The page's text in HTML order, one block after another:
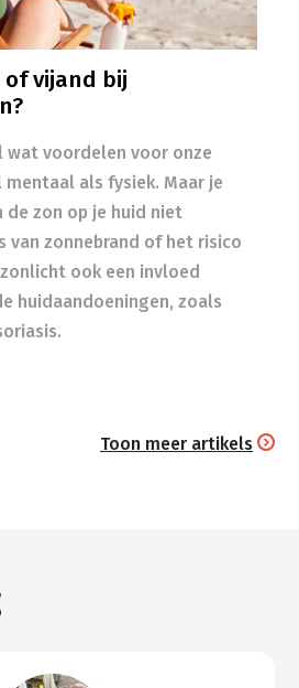
of vijand bij
voordelen voor onze
als fysiek. Maar je
de zon op je huid niet
van zonnebrand of het risico
ook een invloed
huidaandoeningen, zoals
Toon meer artikels